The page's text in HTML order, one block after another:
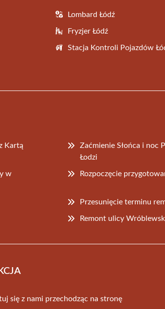
Lombard Łódź
Fryzjer Łódź
Stacja Kontroli Pojazdów
Kartą
Zaćmienie Słońca i noc
Łodzi
w
Rozpoczęcie
Przesunięcie terminu
Remont ulicy
się z nami przechodząc na stronę